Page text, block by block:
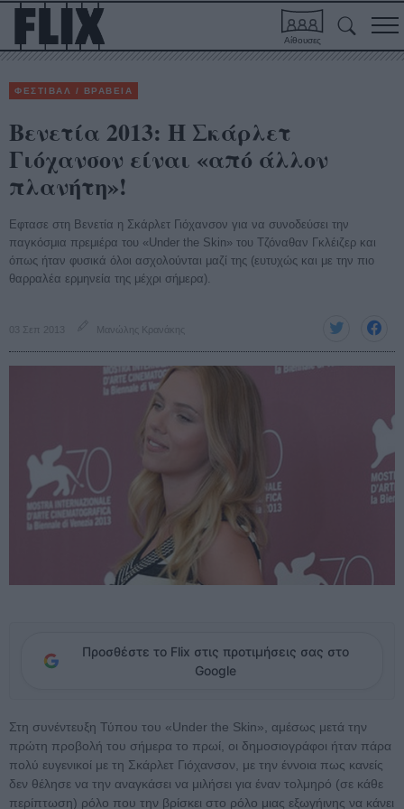
Αίθουσες
ΦΕΣΤΙΒΑΛ / ΒΡΑΒΕΙΑ
Βενετία 2013: Η Σκάρλετ
Γιόχανσον είναι «από άλλον
πλανήτη»!
Εφτασε στη Βενετία η Σκάρλετ Γιόχανσον για να συνοδεύσει την
παγκόσμια πρεμιέρα του «Under the Skin» του Τζόναθαν Γκλέιζερ και
όπως ήταν φυσικά όλοι ασχολούνται μαζί της (ευτυχώς και με την πιο
θαρραλέα ερμηνεία της μέχρι σήμερα).
03 Σεπ 2013 Μανώλης Κρανάκης
Προσθέστε το Flix στις προτιμήσεις σας στο
Google
Στη συνέντευξη Τύπου του «Under the Skin», αμέσως μετά την
πρώτη προβολή του σήμερα το πρωί, οι δημοσιογράφοι ήταν πάρα
πολύ ευγενικοί με τη Σκάρλετ Γιόχανσον, με την έννοια πως κανείς
δεν θέλησε να την αναγκάσει να μιλήσει για έναν τολμηρό (σε κάθε
περίπτωση) ρόλο που την βρίσκει στο ρόλο μιας εξωγήινης να κάνει